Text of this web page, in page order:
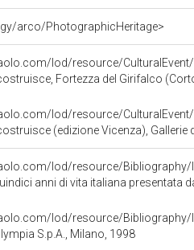
arco/PhotographicHeritage>
lod/resource/CulturalEvent/
Fortezza del Girifalco
lod/resource/CulturalEvent/
(edizione Vicenza), Gallerie
lod/resource/Bibliography/
presentata dalla Publifoto. Circolo della Stampa di
lod/resource/Bibliography/
S.p.A., Milano, 1998